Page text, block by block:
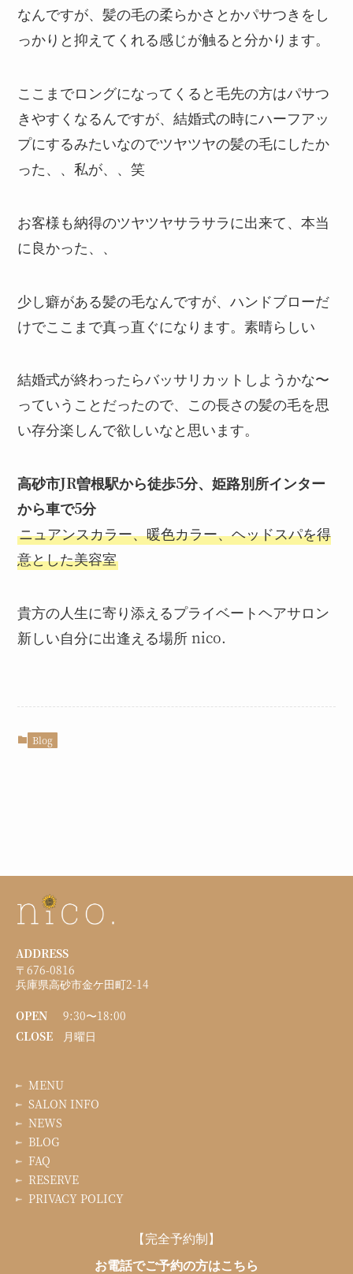
なんですが、髪の毛の柔らかさとかパサつきをし
っかりと抑えてくれる感じが触ると分かります。
ここまでロングになってくると毛先の方はパサつ
きやすくなるんですが、結婚式の時にハーフアッ
プにするみたいなのでツヤツヤの髪の毛にしたか
った、、私が、、笑
お客様も納得のツヤツヤサラサラに出来て、本当
に良かった、、
少し癖がある髪の毛なんですが、ハンドブローだ
けでここまで真っ直ぐになります。素晴らしい
結婚式が終わったらバッサリカットしようかな〜
っていうことだったので、この長さの髪の毛を思
い存分楽しんで欲しいなと思います。
高砂市JR曽根駅から徒歩5分、姫路別所インター
から車で5分
ニュアンスカラー、暖色カラー、ヘッドスパを得
意とした美容室
貴方の人生に寄り添えるプライベートヘアサロン
新しい自分に出逢える場所 nico.
Blog
ADDRESS
〒676-0816
兵庫県高砂市金ケ田町2-14
OPEN
9:30〜18:00
CLOSE
月曜日
MENU
SALON INFO
NEWS
BLOG
FAQ
RESERVE
PRIVACY POLICY
【完全予約制】
お電話でご予約の方はこちら